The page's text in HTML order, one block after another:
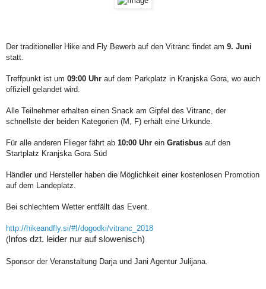
Der traditioneller Hike and Fly Bewerb auf den Vitranc findet am 9. Juni
statt.
Treffpunkt ist um 09:00 Uhr auf dem Parkplatz in Kranjska Gora, wo auch
offiziell gelandet wird.
Alle Teilnehmer erhalten einen Snack am Gipfel des Vitranc, der
schnellste der beiden Kategorien (M, F) erhält eine Urkunde.
Für alle anderen Flieger fährt ab 10:00 Uhr ein Gratisbus auf den
Startplatz Kranjska Gora Süd
Händler und Hersteller haben die Möglichkeit einer kostenlosen Promotion
auf dem Landeplatz.
Bei schlechtem Wetter entfällt das Event.
http://hikeandfly.si/#!/dogodki/vitranc_2018
( Infos dzt. leider nur auf slowenisch)
Sponsor der Veranstaltung Darja und Jani Agentur Julijana.